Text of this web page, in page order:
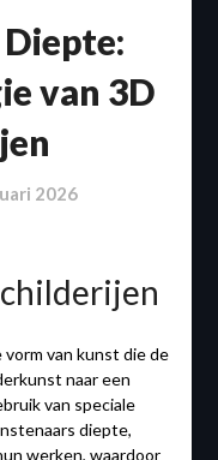
van 3D
2026
van kunst die de
naar een
van speciale
diepte,
werken, waardoor